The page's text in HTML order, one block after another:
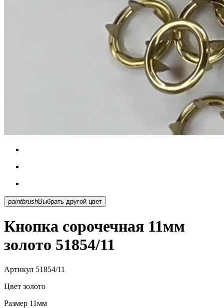
paintbrush Выбрать другой цвет
Кнопка сорочечная 11мм
золото 51854/11
Артикул 51854/11
Цвет золото
Размер 11мм